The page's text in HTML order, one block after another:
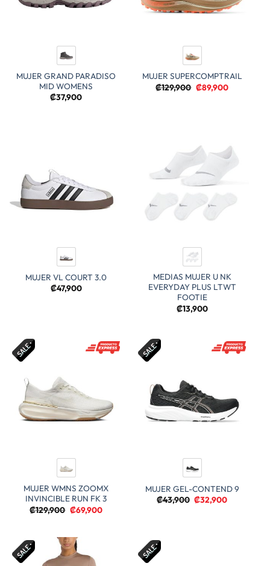
MUJER GRAND PARADISO
MID WOMENS
₡37,900
MUJER SUPERCOMPTRAIL
₡129,900 El
precio
₡89,900El
MUJER VL COURT 3.0
₡47,900
MEDIAS MUJER U NK
EVERYDAY PLUS LTWT
FOOTIE
₡13,900
MUJER WMNS ZOOMX
INVINCIBLE RUN FK 3
₡129,900 El
precio
₡129,900.
₡69,900El
MUJER GEL-CONTEND 9
₡43,900 El
precio
₡32,900El